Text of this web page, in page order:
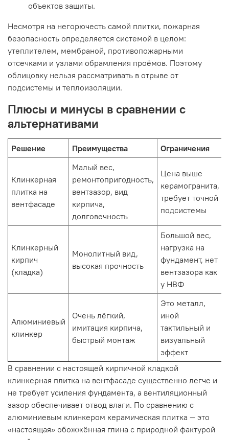
объектов защиты.
Несмотря на негорючесть самой плитки, пожарная
безопасность определяется системой в целом:
утеплителем, мембраной, противопожарными
отсечками и узлами обрамления проёмов. Поэтому
облицовку нельзя рассматривать в отрыве от
подсистемы и теплоизоляции.
Плюсы и минусы в сравнении с
альтернативами
Решение Преимущества Ограничения
Клинкерная
плитка на
вентфасаде
Малый вес,
ремонтопригодность,
вентзазор, вид
кирпича,
долговечность
Цена выше
керамогранита,
требует точной
подсистемы
Клинкерный
кирпич
(кладка)
Монолитный вид,
высокая прочность
Большой вес,
нагрузка на
фундамент, нет
вентзазора как
у НВФ
Алюминиевый
клинкер
Очень лёгкий,
имитация кирпича,
быстрый монтаж
Это металл,
иной
тактильный и
визуальный
эффект
В сравнении с настоящей кирпичной кладкой
клинкерная плитка на вентфасаде существенно легче и
не требует усиления фундамента, а вентиляционный
зазор обеспечивает отвод влаги. По сравнению с
алюминиевым клинкером керамическая плитка — это
«настоящая» обожжённая глина с природной фактурой